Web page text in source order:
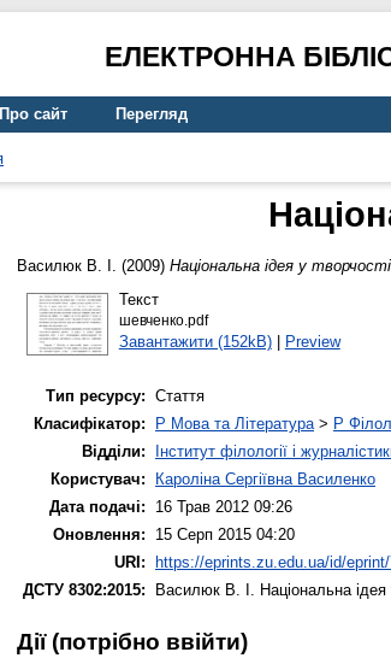
ЕЛЕКТРОННА
Про сайт Перегляд
Василюк В. І. (2009) Національна ідея у
Текст
шевченко.pdf
Завантажити (152kB)| Preview
Тип ресурсу: Стаття
Класифікатор:
P Мова та Література> P
Відділи:
Інститут філології і
Користувач:
Кароліна Сергіївна Василенко
Дата подачі:
16 Трав 2012 09:26
Оновлення:
15 Серп 2015 04:20
URI:
https://eprints.zu.edu.ua/id/
ДСТУ 8302:2015:
Василюк В. І. Національна
Дії ​​(потрібно ввійти)